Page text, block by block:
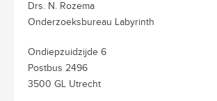
Drs. N. Rozema
Onderzoeksbureau Labyrinth
Ondiepzuidzijde 6
Postbus 2496
3500 GL Utrecht